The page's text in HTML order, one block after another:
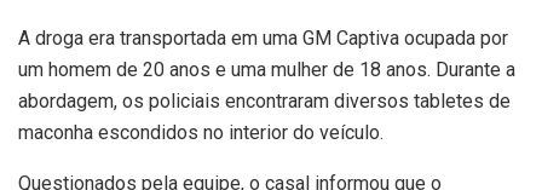
A droga era transportada em uma GM Captiva ocupada por
um homem de 20 anos e uma mulher de 18 anos. Durante a
abordagem, os policiais encontraram diversos tabletes de
maconha escondidos no interior do veículo.
Questionados pela equipe, o casal informou que o